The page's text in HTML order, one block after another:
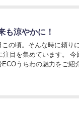
も涼やかに！
の頃。そんな時に頼り
注目を集めています。
うちわの魅力をご紹